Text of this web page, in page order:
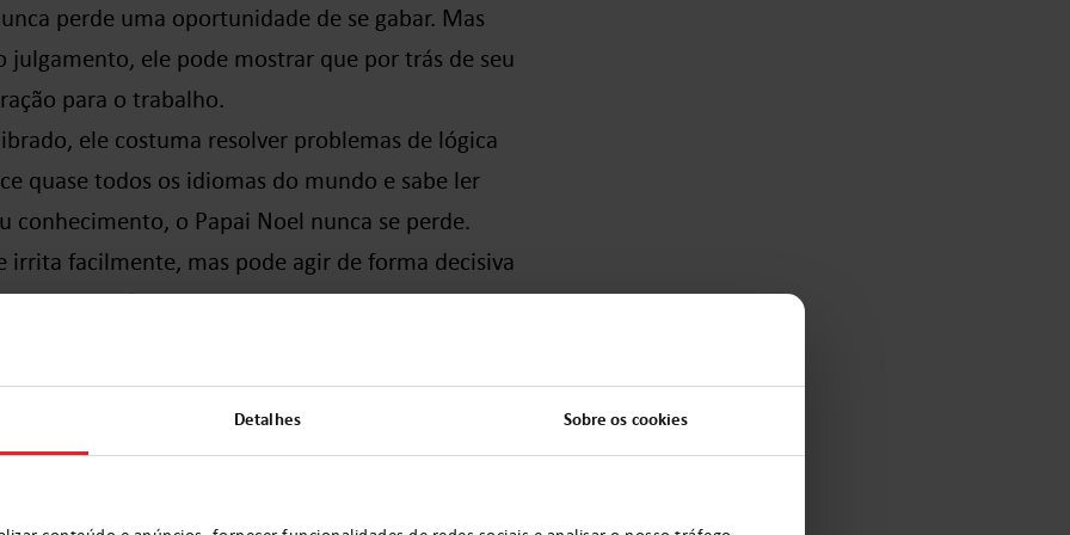
Detalhes Sobre os cookies
perde uma oportunidade de se gabar. Mas
ele pode mostrar que por trás de seu
para o trabalho.
ele costuma resolver problemas de lógica
quase todos os idiomas do mundo e sabe ler
conhecimento, o Papai Noel nunca se perde.
irrita facilmente, mas pode agir de forma decisiva
Embora às vezes possa ser rude, no fundo ele
a equipe. Quando algo dá errado, ele
em ação.
minhas renas tem habilidades únicas, desde a
mágica!